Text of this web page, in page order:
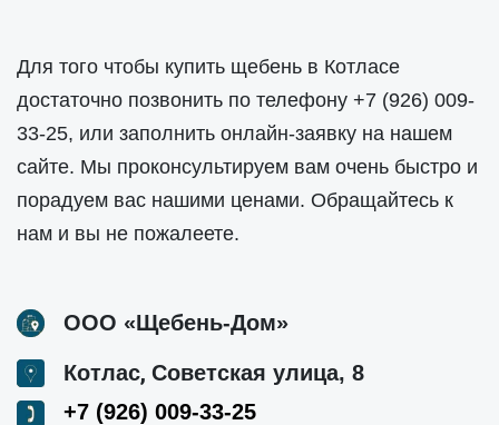
Для того чтобы купить щебень в Котласе
достаточно позвонить по телефону +7 (926) 009-
33-25, или заполнить онлайн-заявку на нашем
сайте. Мы проконсультируем вам очень быстро и
порадуем вас нашими ценами. Обращайтесь к
нам и вы не пожалеете.
ООО «Щебень-Дом»
Котлас, Советская улица, 8
+7 (926) 009-33-25